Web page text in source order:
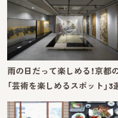
雨の日だって楽しめる！京都
「芸術を楽しめるスポット」3